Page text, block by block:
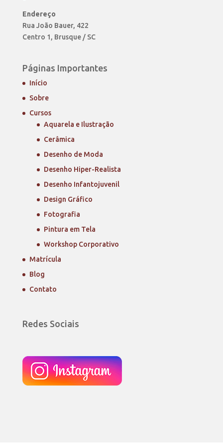
Endereço
Rua João Bauer, 422
Centro 1, Brusque / SC
Páginas Importantes
Início
Sobre
Cursos
Aquarela e Ilustração
Cerâmica
Desenho de Moda
Desenho Hiper-Realista
Desenho Infantojuvenil
Design Gráfico
Fotografia
Pintura em Tela
Workshop Corporativo
Matrícula
Blog
Contato
Redes Sociais